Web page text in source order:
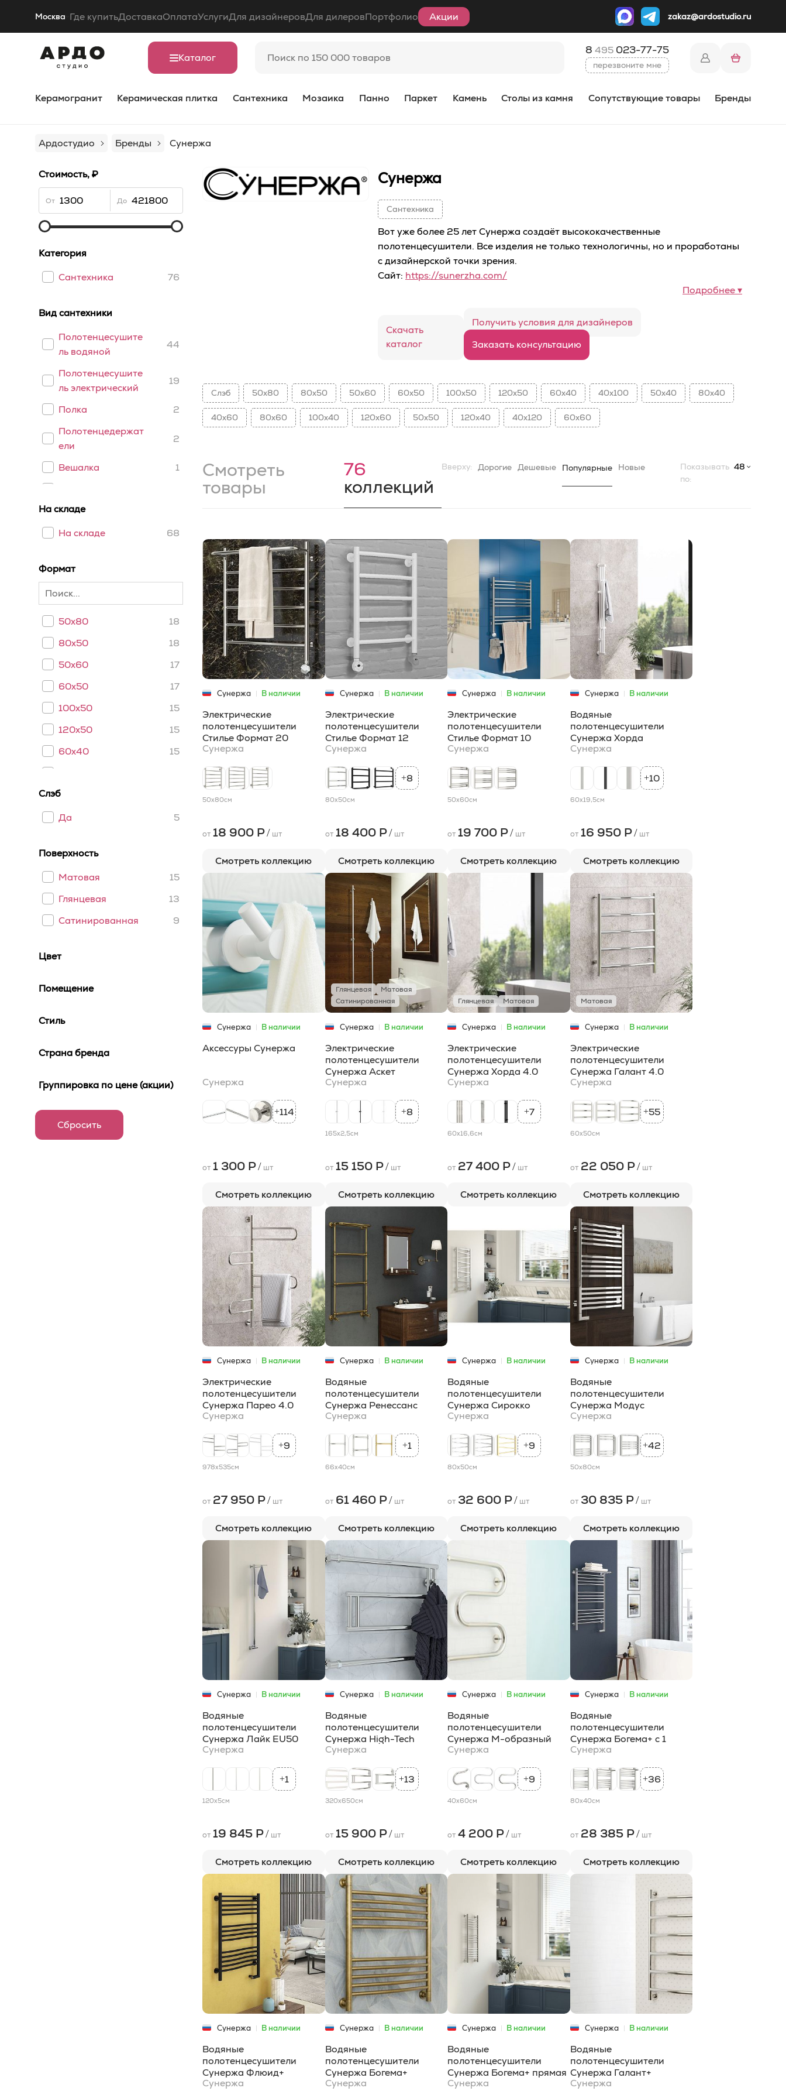
Москва Где купитьДоставкаОплатаУслугиДля дизайнеровДля дилеровПортфолио Акции zakaz@ardostudio.ru
Каталог
8 495 023-77-75
перезвоните мне
Керамогранит Керамическая плитка Сантехника Мозаика Панно Паркет Камень Столы из камня Сопутствующие товары Бренды
Ардостудио Бренды Сунержа
Стоимость, ₽
От До
Категория
Сантехника
76
Вид сантехники
Полотенцесушите
ль водяной
44
Полотенцесушите
ль электрический
19
Полка
2
Полотенцедержат
ели
2
Вешалка
1
Крючки
Отопительный
1
На складе
На складе
68
Формат
50x80
18
80x50
18
50x60
17
60x50
17
100x50
15
120x50
15
60x40
15
50x40
80x40
9
80x60
100x40
6
120x60
6
50x50
6
60x60
80x30
100x60
120x15
Слэб
Да
5
Поверхность
Матовая
15
Глянцевая
13
Сатинированная
9
Цвет
Помещение
Стиль
Страна бренда
Группировка по цене (акции)
Сунержа
Сантехника
Вот уже более 25 лет Сунержа создаёт высококачественные
полотенцесушители. Все изделия не только технологичны, но и проработаны
с дизайнерской точки зрения.
Сайт: https://sunerzha.com/
Подробнее ▾
Скачать
каталог
Получить условия для дизайнеров
Заказать консультацию
Слэб 50x80 80x50 50x60 60x50 100x50 120x50 60x40 40x100 50x40 80x40
40x60 80x60 100x40 120x60 50x50 120x40 40x120 60x60
Смотреть
товары
76
коллекций
Вверху: Дорогие Дешевые Популярные Новые
Показывать
по:
48
Сунержа В наличии
Электрические
полотенцесушители
Стилье Формат 20
Сунержа
50x80см
от 18 900 Р/ шт
Смотреть коллекцию
Сунержа В наличии
Электрические
полотенцесушители
Стилье Формат 12
Сунержа
+8
80x50см
от 18 400 Р/ шт
Смотреть коллекцию
Сунержа В наличии
Электрические
полотенцесушители
Стилье Формат 10
Сунержа
50x60см
от 19 700 Р/ шт
Смотреть коллекцию
Сунержа В наличии
Водяные
полотенцесушители
Сунержа Хорда
Сунержа
+10
60x19,5см
от 16 950 Р/ шт
Смотреть коллекцию
Сунержа В наличии
Аксессуры Сунержа
Сунержа
+114
от 1 300 Р/ шт
Смотреть коллекцию
Глянцевая
Матовая
Сатинированная
Сунержа В наличии
Электрические
полотенцесушители
Сунержа Аскет
Сунержа
+8
165x2,5см
от 15 150 Р/ шт
Смотреть коллекцию
Глянцевая Матовая
Сунержа В наличии
Электрические
полотенцесушители
Сунержа Хорда 4.0
Сунержа
+7
60x16,6см
от 27 400 Р/ шт
Смотреть коллекцию
Матовая
Сунержа В наличии
Электрические
полотенцесушители
Сунержа Галант 4.0
Сунержа
+55
60x50см
от 22 050 Р/ шт
Смотреть коллекцию
Сунержа В наличии
Электрические
полотенцесушители
Сунержа Парео 4.0
Сунержа
+9
978x535см
от 27 950 Р/ шт
Смотреть коллекцию
Сунержа В наличии
Водяные
полотенцесушители
Сунержа Ренессанс
Сунержа
+1
66x40см
от 61 460 Р/ шт
Смотреть коллекцию
Сунержа В наличии
Водяные
полотенцесушители
Сунержа Сирокко
Сунержа
+9
80x50см
от 32 600 Р/ шт
Смотреть коллекцию
Сунержа В наличии
Водяные
полотенцесушители
Сунержа Модус
Сунержа
+42
50x80см
от 30 835 Р/ шт
Смотреть коллекцию
Сунержа В наличии
Водяные
полотенцесушители
Сунержа Лайк EU50
Сунержа
+1
120x5см
от 19 845 Р/ шт
Смотреть коллекцию
Сунержа В наличии
Водяные
полотенцесушители
Сунержа High-Tech
Сунержа
+13
320x650см
от 15 900 Р/ шт
Смотреть коллекцию
Сунержа В наличии
Водяные
полотенцесушители
Сунержа М-образный
Сунержа
+9
40x60см
от 4 200 Р/ шт
Смотреть коллекцию
Сунержа В наличии
Водяные
полотенцесушители
Сунержа Богема+ с 1
полкой
Сунержа
+36
80x40см
от 28 385 Р/ шт
Смотреть коллекцию
Сунержа В наличии
Водяные
полотенцесушители
Сунержа Флюид+
Сунержа
Сунержа В наличии
Водяные
полотенцесушители
Сунержа Богема+
выгнутая
Сунержа
Сунержа В наличии
Водяные
полотенцесушители
Сунержа Богема+ прямая
Сунержа
Сунержа В наличии
Водяные
полотенцесушители
Сунержа Галант+
Сунержа